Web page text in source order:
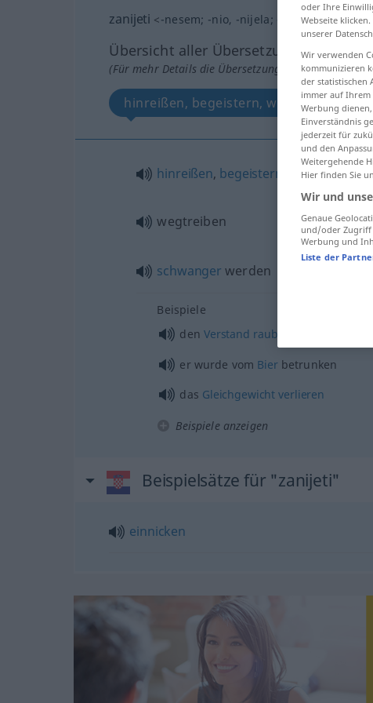
zanijeti <-nesem; -nio, -nijela; -nesen, /zanijet>
Übersicht aller Übersetzungen
(Für mehr Details die Übersetzung anklicken/
hinreißen, begeistern, wegtreiben,
hinreißen, begeistern faszinieren
wegtreiben
schwanger werden
Beispiele
den Verstand rauben
er wurde vom Bierbetrunken
das Gleichgewicht verlieren
Beispiele anzeigen
Beispielsätze für "zanijeti"
einnicken
oder Ihre
Webseite
unserer
Wir verwenden
kommunizieren
der statistischen
immer auf Ihrem
Werbung
Einverständnis
jederzeit für
und den
Weitergehende
Hier finden Sie
Wir und
Genaue
und/oder Zugriff
Werbung und
Liste der